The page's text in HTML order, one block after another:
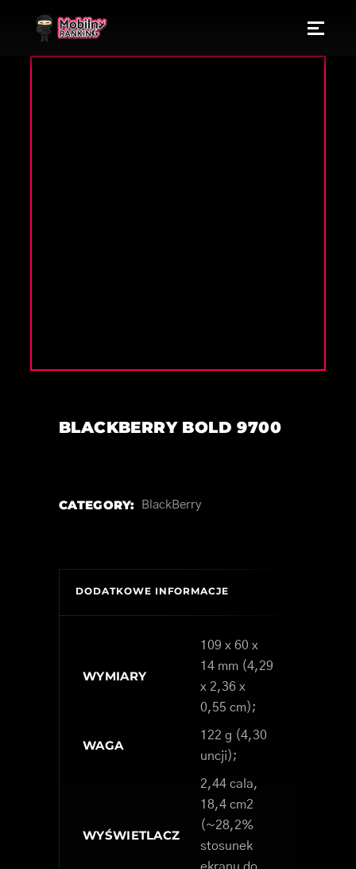
BLACKBERRY BOLD 9700
CATEGORY: BlackBerry
DODATKOWE INFORMACJE
WYMIARY
109 x 60 x
14 mm (4,29
x 2,36 x
0,55 cm);
WAGA
122 g (4,30
uncji);
WYŚWIETLACZ
2,44 cala,
18,4 cm2
(~28,2%
stosunek